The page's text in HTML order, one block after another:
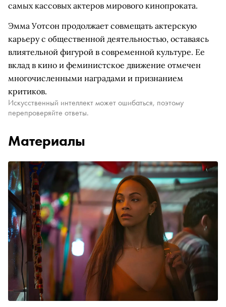
самых кассовых актеров мирового кинопроката.
Эмма Уотсон продолжает совмещать актерскую
карьеру с общественной деятельностью, оставаясь
влиятельной фигурой в современной культуре. Ее
вклад в кино и феминистское движение отмечен
многочисленными наградами и признанием
критиков.
Искусственный интеллект может ошибаться, поэтому
перепроверяйте ответы.
Материалы